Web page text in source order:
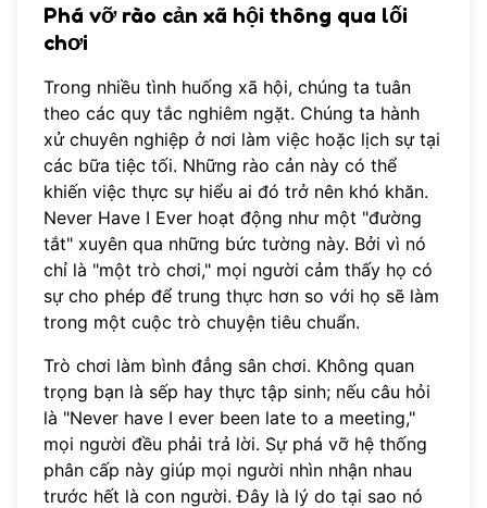
Phá vỡ rào cản xã hội thông qua lối
chơi
Trong nhiều tình huống xã hội, chúng ta tuân
theo các quy tắc nghiêm ngặt. Chúng ta hành
xử chuyên nghiệp ở nơi làm việc hoặc lịch sự tại
các bữa tiệc tối. Những rào cản này có thể
khiến việc thực sự hiểu ai đó trở nên khó khăn.
Never Have I Ever hoạt động như một "đường
tắt" xuyên qua những bức tường này. Bởi vì nó
chỉ là "một trò chơi," mọi người cảm thấy họ có
sự cho phép để trung thực hơn so với họ sẽ làm
trong một cuộc trò chuyện tiêu chuẩn.
Trò chơi làm bình đẳng sân chơi. Không quan
trọng bạn là sếp hay thực tập sinh; nếu câu hỏi
là "Never have I ever been late to a meeting,"
mọi người đều phải trả lời. Sự phá vỡ hệ thống
phân cấp này giúp mọi người nhìn nhận nhau
trước hết là con người. Đây là lý do tại sao nó